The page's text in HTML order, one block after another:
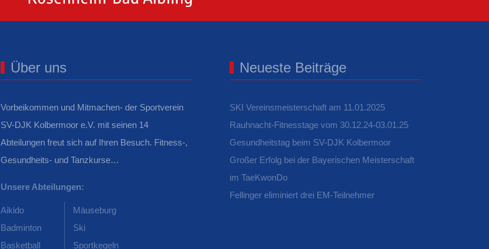
Über uns
Vorbeikommen und Mitmachen- der Sportverein
SV-DJK Kolbermoor e.V. mit seinen 14
Abteilungen freut sich auf Ihren Besuch. Fitness-,
Gesundheits- und Tanzkurse…
Unsere Abteilungen:
Aikido
Badminton
Basketball
Mäuseburg
Ski
Sportkegeln
Neueste Beiträge
SKI Vereinsmeisterschaft am 11.01.2025
Rauhnacht-Fitnesstage vom 30.12.24-03.01.25
Gesundheitstag beim SV-DJK Kolbermoor
Großer Erfolg bei der Bayerischen Meisterschaft
im TaeKwonDo
Fellinger eliminiert drei EM-Teilnehmer